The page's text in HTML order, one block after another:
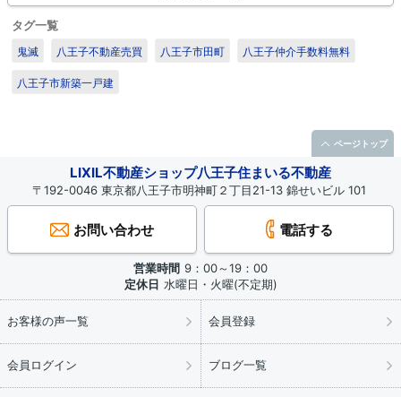
タグ一覧
鬼滅 八王子不動産売買 八王子市田町 八王子仲介手数料無料
八王子市新築一戸建
LIXIL不動産ショップ八王子住まいる不動産
〒192-0046 東京都八王子市明神町２丁目21-13 錦せいビル 101
お問い合わせ 電話する
営業時間 9：00～19：00
定休日 水曜日・火曜(不定期)
お客様の声一覧 会員登録
会員ログイン ブログ一覧
ページトップ